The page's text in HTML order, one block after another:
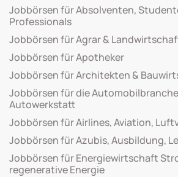
Jobbörsen für Absolventen,
Professionals
Jobbörsen für Agrar &
Jobbörsen für Apotheker
Jobbörsen für Architekten &
Jobbörsen für die
Autowerkstatt
Jobbörsen für Airlines, Aviation,
Jobbörsen für Azubis, Ausbildung,
Jobbörsen für Energiewirtschaft
regenerative Energie